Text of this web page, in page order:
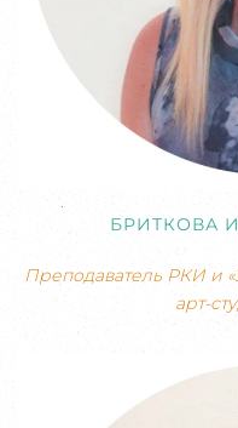
БРИТКОВА
Преподаватель РКИ и
арт-